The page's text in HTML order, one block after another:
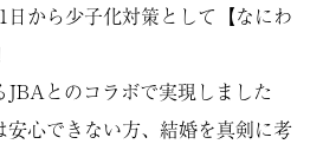
日から少子化対策として【なにわ
JBAとのコラボで実現しました
心できない方、結婚を真剣に考